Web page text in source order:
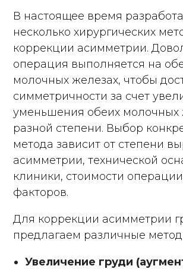
В настоящее время
несколько хирургических
коррекции асимметрии.
операция выполняется на
молочных железах, чтобы
симметричности за счет
уменьшения обеих молочных
разной степени. Выбор
метода зависит от степени
асимметрии, технической
клиники, стоимости
факторов.
Для коррекции асимметрии
предлагаем различные
Увеличение груди